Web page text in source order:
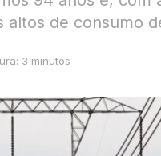
de consumo
3 minutos